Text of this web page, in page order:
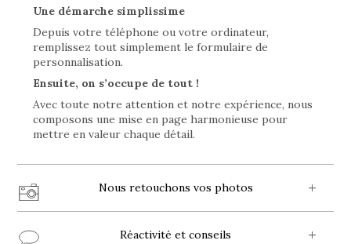
Une démarche simplissime
Depuis votre téléphone ou votre ordinateur,
remplissez tout simplement le formulaire de
personnalisation.
Ensuite, on s’occupe de tout !
Avec toute notre attention et notre expérience, nous
composons une mise en page harmonieuse pour
mettre en valeur chaque détail.
Nous retouchons vos photos
Réactivité et conseils